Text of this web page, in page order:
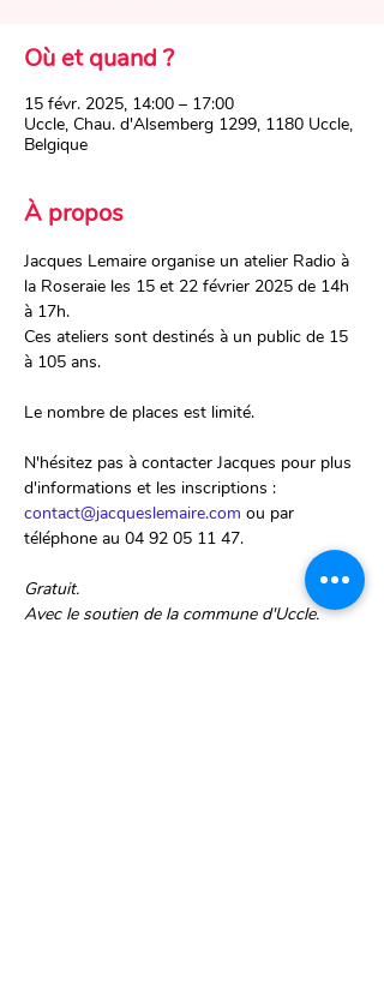
Où et quand ?
15 févr. 2025, 14:00 – 17:00
Uccle, Chau. d'Alsemberg 1299, 1180 Uccle,
Belgique
À propos
Jacques Lemaire organise un atelier Radio à
la Roseraie les 15 et 22 février 2025 de 14h
à 17h.
Ces ateliers sont destinés à un public de 15
à 105 ans.
Le nombre de places est limité.
N'hésitez pas à contacter Jacques pour plus
d'informations et les inscriptions :
contact@jacqueslemaire.com ou par
téléphone au 04 92 05 11 47.
Gratuit.
Avec le soutien de la commune d'Uccle.